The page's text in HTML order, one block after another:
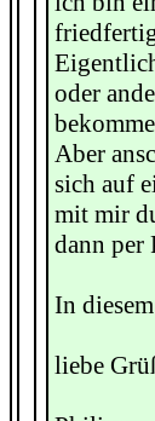
oder
Aber
sich auf
mit mir
dann per
In
liebe